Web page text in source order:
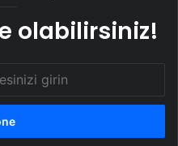
olabilirsiniz!